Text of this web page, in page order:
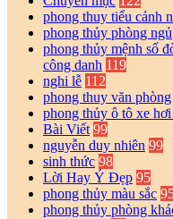
phong thuy tiểu cảnh
phong thủy phòng ngủ
phong thủy mệnh số
công danh 119
nghi lễ 112
phong thuy văn phòng
phong thủy ô tô xe
Bài Viết 99
nguyễn duy nhiên 99
sinh thức 98
Lời Hay Ý Đẹp 95
phong thủy màu sắc
phong thủy phòng